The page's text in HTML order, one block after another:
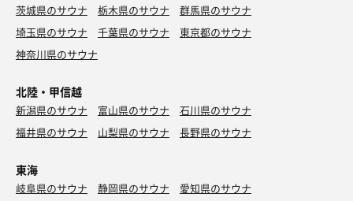
茨城県のサウナ 栃木県のサウナ
群馬県のサウナ
埼玉県のサウナ
千葉県のサウナ
東京都のサウナ
神奈川県のサウナ
北陸・甲信越
新潟県のサウナ 富山県のサウナ
石川県のサウナ
福井県のサウナ
山梨県のサウナ 長野県のサウナ
東海
岐阜県のサウナ 静岡県のサウナ
愛知県のサウナ